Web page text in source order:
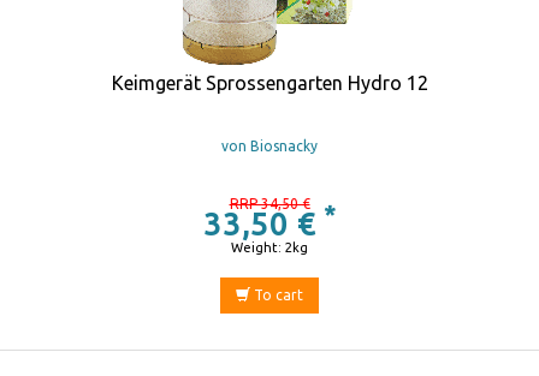
Keimgerät Sprossengarten Hydro 12
von Biosnacky
RRP 34,50 €
33,50 € *
Weight: 2kg
To cart